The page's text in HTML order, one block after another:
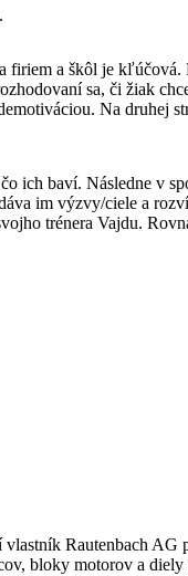
firiem a škôl je
sa, či žiak
Na druhej
ich baví. Následne v
im výzvy/ciele a
trénera Vajdu.
Rautenbach
bloky motorov a